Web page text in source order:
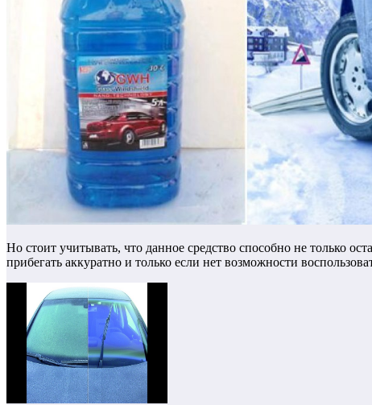
Но стоит учитывать, что данное средство способно не только
прибегать аккуратно и только если нет возможности